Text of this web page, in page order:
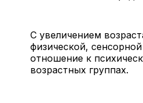
С увеличением
физической,
отношение к
возрастных группах.